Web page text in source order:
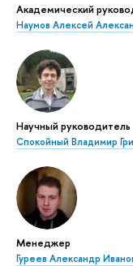
Академический
Наумов Алексей
Научный руководитель
Спокойный Владимир
Менеджер
Гуреев Александр